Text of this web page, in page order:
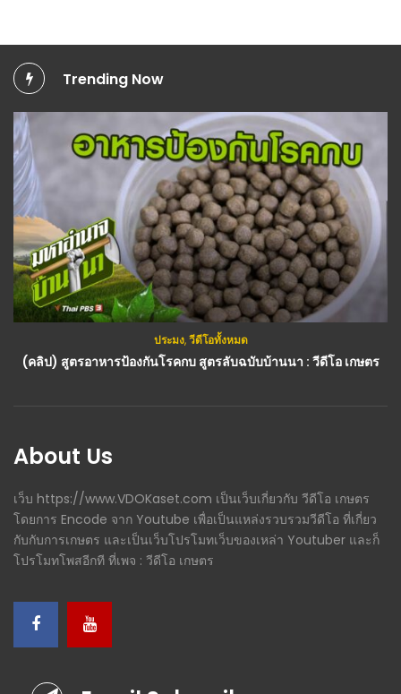
Trending Now
ประมง,วีดีโอทั้งหมด
(คลิป) สูตรอาหารป้องกันโรคกบ สูตรลับฉบับบ้านนา : วีดีโอ เกษตร
About Us
เว็บ https://www.VDOKaset.com เป็นเว็บเกี่ยวกับ วีดีโอ เกษตร
โดยการ Encode จาก Youtube เพื่อเป็นแหล่งรวบรวมวีดีโอ ที่เกี่ยว
กับกับการเกษตร และเป็นเว็บโปรโมทเว็บของเหล่า Youtuber และก็
โปรโมทโพสอีกที ที่เพจ : วีดีโอ เกษตร